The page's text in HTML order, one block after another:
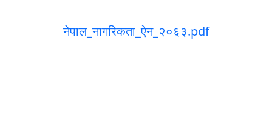
नेपाल_नागरिकता_ऐन_२०६३.pdf